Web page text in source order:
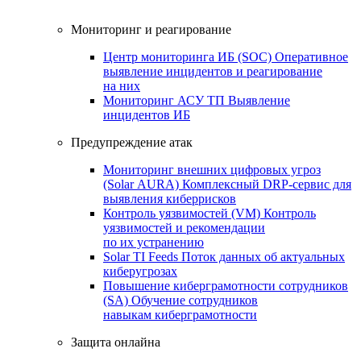
Мониторинг и реагирование
Центр мониторинга ИБ (SOC) Оперативное
выявление инцидентов и реагирование
на них
Мониторинг АСУ ТП Выявление
инцидентов ИБ
Предупреждение атак
Мониторинг внешних цифровых угроз
(Solar AURA) Комплексный DRP-сервис для
выявления киберрисков
Контроль уязвимостей (VM) Контроль
уязвимостей и рекомендации
по их устранению
Solar TI Feeds Поток данных об актуальных
киберугрозах
Повышение киберграмотности сотрудников
(SA) Обучение сотрудников
навыкам киберграмотности
Защита онлайна